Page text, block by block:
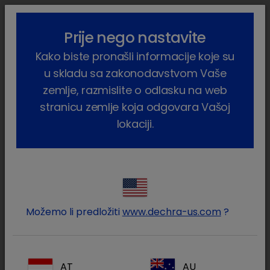
lock_outline search menu
Proizvodi
Nutritivni
Fosfofertil
lockPrijavite se na Vaš Dechra
Prije nego nastavite
Kako biste pronašli informacije koje su
u skladu sa zakonodavstvom Vaše
zemlje, razmislite o odlasku na web
stranicu zemlje koja odgovara Vašoj
lokaciji.
Možemo li predložiti www.dechra-us.com ?
AT AU